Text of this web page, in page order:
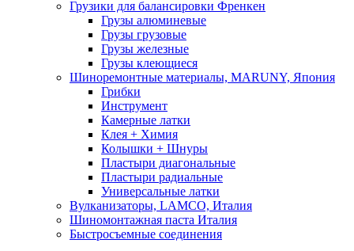
Грузики для балансировки Френкен
Грузы алюминевые
Грузы грузовые
Грузы железные
Грузы клеющиеся
Шиноремонтные материалы, MARUNY, Япония
Грибки
Инструмент
Камерные латки
Клея + Химия
Колышки + Шнуры
Пластыри диагональные
Пластыри радиальные
Универсальные латки
Вулканизаторы, LAMCO, Италия
Шиномонтажная паста Италия
Быстросъемные соединения